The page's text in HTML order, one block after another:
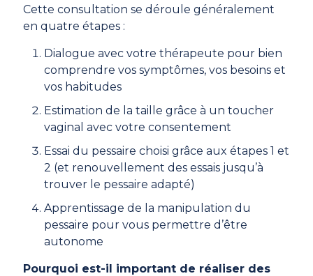
Cette consultation se déroule généralement
en quatre étapes :
Dialogue avec votre thérapeute pour bien
comprendre vos symptômes, vos besoins et
vos habitudes
Estimation de la taille grâce à un toucher
vaginal avec votre consentement
Essai du pessaire choisi grâce aux étapes 1 et
2 (et renouvellement des essais jusqu’à
trouver le pessaire adapté)
Apprentissage de la manipulation du
pessaire pour vous permettre d’être
autonome
Pourquoi est-il important de réaliser des